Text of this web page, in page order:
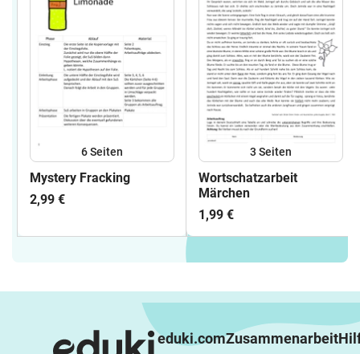
6Seiten
Mystery Fracking
2,99 €
3 Seiten
Wortschatzarbeit
Märchen
1,99 €
eduki.comZusammenarbeit